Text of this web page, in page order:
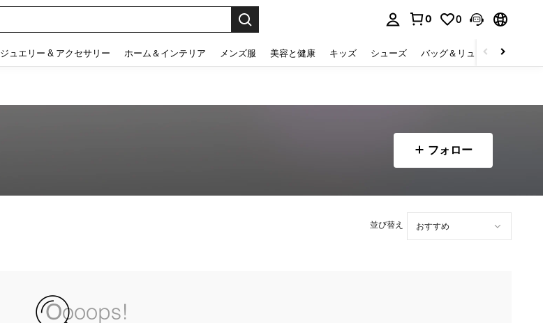
0 0
ジュエリー & アクセサリー ホーム＆インテリア メンズ服 美容と健康 キッズ シューズ バッグ＆リュック
フォロー
並び替え